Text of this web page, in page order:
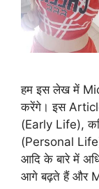
हम इस लेख में
करेंगे। इस
(Early Life),
(Personal
आदि के बारे में
आगे बढ़ते हैं और